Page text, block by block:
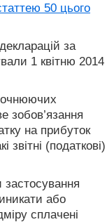
50 цього
за
1 квітню 2014
зобов’язання
на прибуток
звітні (податкові)
застосування
або
сплачені